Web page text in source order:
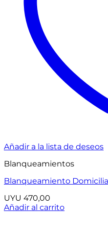
Añadir a la lista de deseos
Blanqueamientos
Blanqueamiento
UYU 470,00
Añadir al carrito